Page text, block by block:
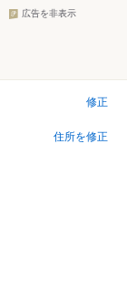
広告を非表示
修正
住所を修正